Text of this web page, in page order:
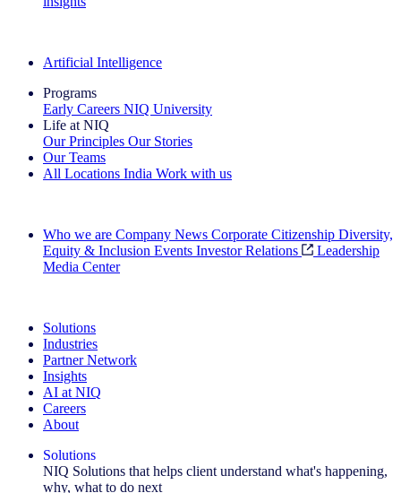
Artificial Intelligence
Programs
Early Careers NIQ University
Life at NIQ
Our Principles Our Stories
Our Teams
All Locations India Work with us
Who we are Company News Corporate Citizenship Diversity,
Equity & Inclusion Events Investor Relations
Leadership
Media Center
Solutions
Industries
Partner Network
Insights
AI at NIQ
Careers
About
Solutions
NIQ Solutions that helps client understand what's happening,
why, what to do next